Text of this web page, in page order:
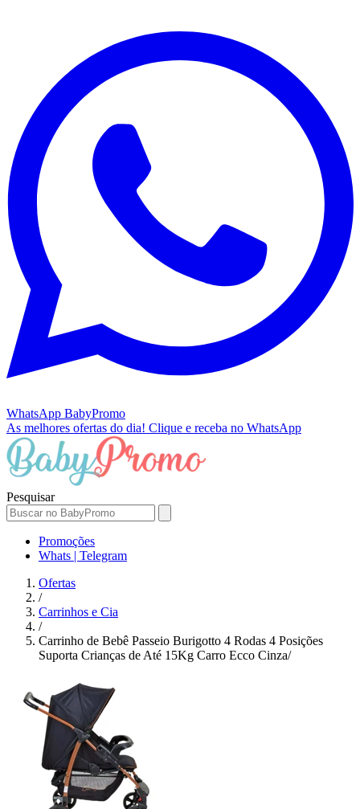
WhatsApp BabyPromo
As melhores ofertas do dia! Clique e receba no WhatsApp
Pesquisar
Promoções
Whats | Telegram
Ofertas
/
Carrinhos e Cia
/
Carrinho de Bebê Passeio Burigotto 4 Rodas 4 Posições
Suporta Crianças de Até 15Kg Carro Ecco Cinza/